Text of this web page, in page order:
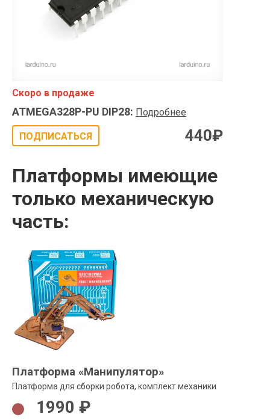
Скоро в продаже
ATMEGA328P-PU DIP28: Подробнее
ПОДПИСАТЬСЯ 440₽
Платформы имеющие
только механическую
часть:
Платформа «Манипулятор»
Платформа для сборки робота, комплект механики
1990 ₽